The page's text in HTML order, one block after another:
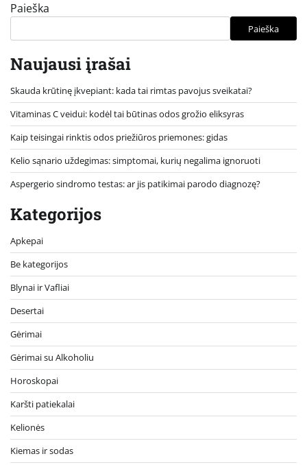
Paieška
Paieška
Naujausi įrašai
Skauda krūtinę įkvepiant: kada tai rimtas pavojus sveikatai?
Vitaminas C veidui: kodėl tai būtinas odos grožio eliksyras
Kaip teisingai rinktis odos priežiūros priemones: gidas
Kelio sąnario uždegimas: simptomai, kurių negalima ignoruoti
Aspergerio sindromo testas: ar jis patikimai parodo diagnozę?
Kategorijos
Apkepai
Be kategorijos
Blynai ir Vafliai
Desertai
Gėrimai
Gėrimai su Alkoholiu
Horoskopai
Karšti patiekalai
Kelionės
Kiemas ir sodas